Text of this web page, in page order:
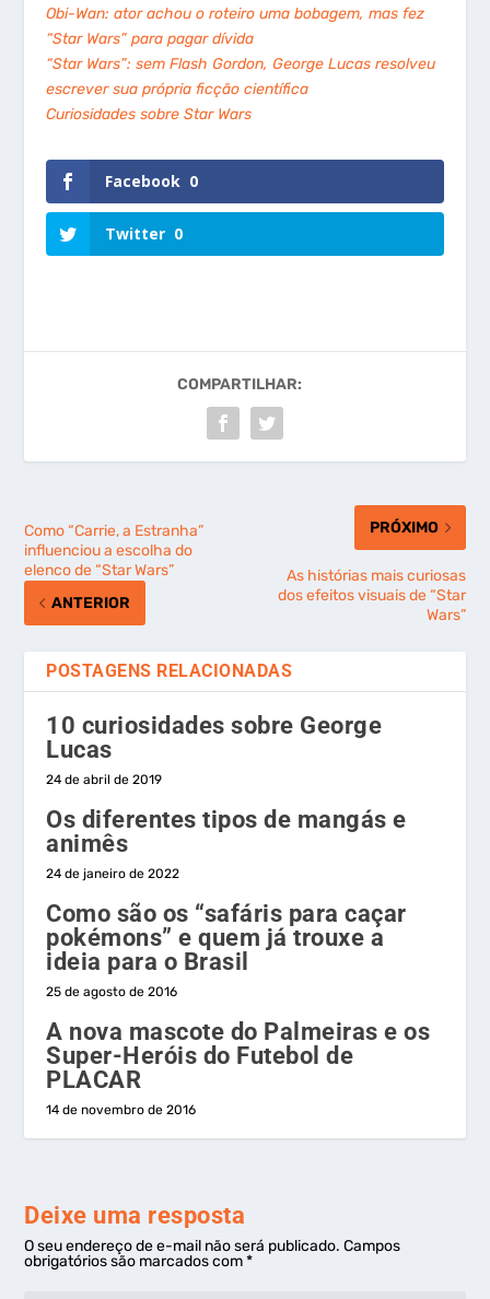
Obi-Wan: ator achou o roteiro uma bobagem, mas fez
“Star Wars” para pagar dívida
“Star Wars”: sem Flash Gordon, George Lucas resolveu
escrever sua própria ficção científica
Curiosidades sobre Star Wars
Facebook 0
Twitter 0
COMPARTILHAR:
Como “Carrie, a Estranha”
influenciou a escolha do
elenco de “Star Wars”
ANTERIOR
PRÓXIMO
As histórias mais curiosas
dos efeitos visuais de “Star
Wars”
POSTAGENS RELACIONADAS
10 curiosidades sobre George
Lucas
24 de abril de 2019
Os diferentes tipos de mangás e
animês
24 de janeiro de 2022
Como são os “safáris para caçar
pokémons” e quem já trouxe a
ideia para o Brasil
25 de agosto de 2016
A nova mascote do Palmeiras e os
Super-Heróis do Futebol de
PLACAR
14 de novembro de 2016
Deixe uma resposta
O seu endereço de e-mail não será publicado. Campos
obrigatórios são marcados com*